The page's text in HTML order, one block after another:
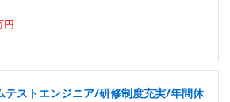
円
テストエンジニア/研修制度充実/年間休